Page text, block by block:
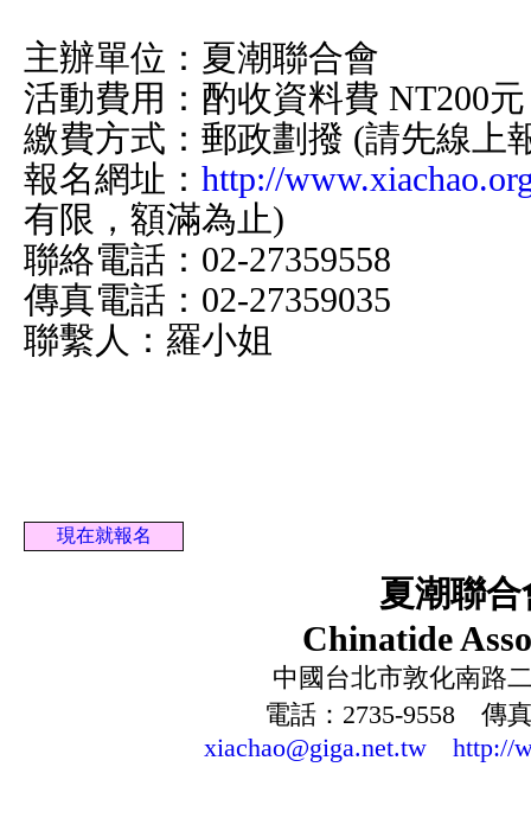
主辦單位：夏潮聯合會
活動費用：酌收資料費 NT200
繳費方式：郵政劃撥 (請先線上
報名網址： http://
有限，額滿為止)
聯絡電話：02-27359558
傳真電話：02-27359035
聯繫人：羅小姐
現在就報名
夏潮聯合
Chinatide
中國台北市敦化南路
電話：2735-9558 傳
xiachao@giga.net.tw
http://